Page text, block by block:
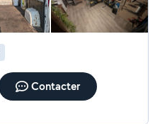
Contacter